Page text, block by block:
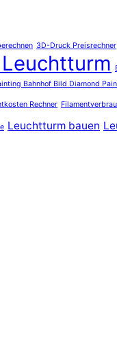
3D-Druck Preisrechner
Bahnhof Bild Diamond
Rechner
Leuchtturm bauen